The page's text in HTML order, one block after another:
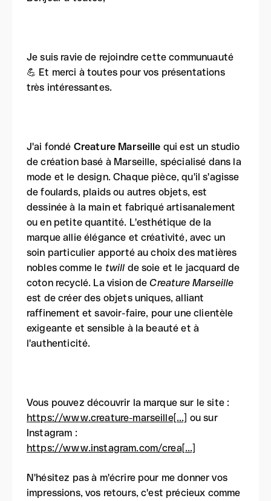
Je suis ravie de rejoindre cette communuauté
💪 Et merci à toutes pour vos présentations
très intéressantes.
J'ai fondé Creature Marseille qui est un studio
de création basé à Marseille, spécialisé dans la
mode et le design. Chaque pièce, qu'il s'agisse
de foulards, plaids ou autres objets, est
dessinée à la main et fabriqué artisanalement
ou en petite quantité. L'esthétique de la
marque allie élégance et créativité, avec un
soin particulier apporté au choix des matières
nobles comme le twill de soie et le jacquard de
coton recyclé. La vision deCreature Marseille
est de créer des objets uniques, alliant
raffinement et savoir-faire, pour une clientèle
exigeante et sensible à la beauté et à
l'authenticité.
Vous pouvez découvrir la marque sur le site :
https://www.creature-marseille[...] ou sur
Instagram :
https://www.instagram.com/crea[...]
N'hésitez pas à m'écrire pour me donner vos
impressions, vos retours, c'est précieux comme